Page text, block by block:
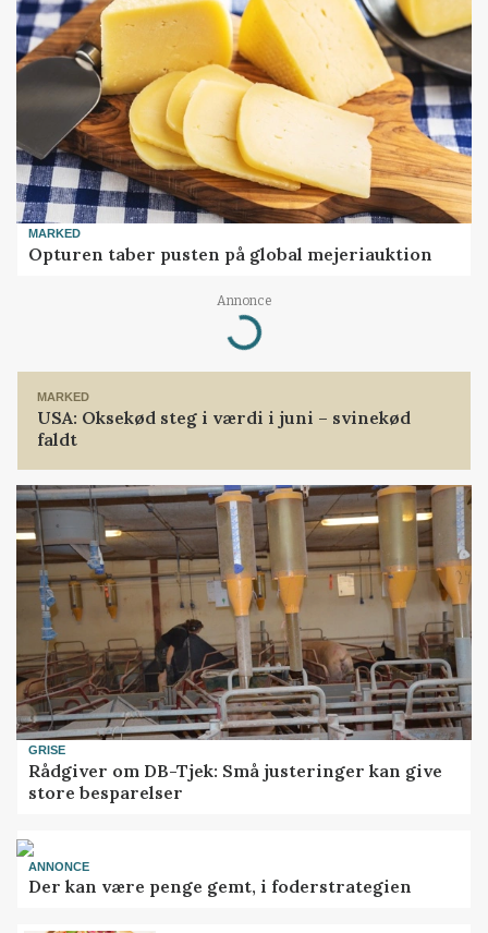
MARKED
Opturen taber pusten på global mejeriauktion
Annonce
Loading...
MARKED
USA: Oksekød steg i værdi i juni – svinekød
faldt
GRISE
Rådgiver om DB-Tjek: Små justeringer kan give
store besparelser
ANNONCE
Der kan være penge gemt, i foderstrategien